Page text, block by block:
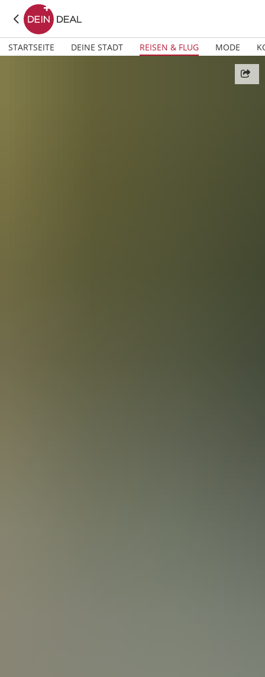
STARTSEITE DEINE STADT REISEN & FLUG MODE